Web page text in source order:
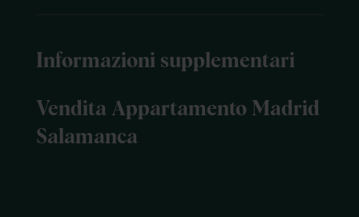
Informazioni supplementari
Vendita Appartamento Madrid
Salamanca